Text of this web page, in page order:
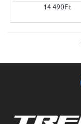
14 490Ft